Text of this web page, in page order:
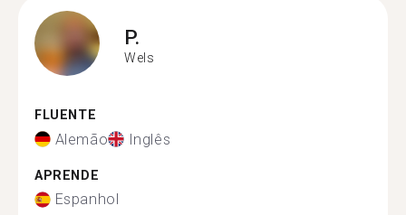
P.
Wels
FLUENTE
Alemão Inglês
APRENDE
Espanhol